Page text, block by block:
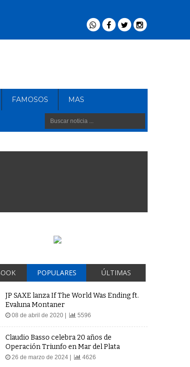
FAMOSOS MAS
POPULARES ÚLTIMAS
JP SAXE lanza If The World Was Ending ft.
Evaluna Montaner
08 de abril de 2020 | 5596
Claudio Basso celebra 20 años de
Operación Triunfo en Mar del Plata
26 de marzo de 2024 | 4626